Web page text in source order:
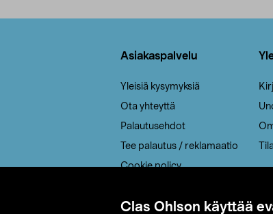
Clas Ohlson käyttää
Asiakaspalvelu
Yleisiä kysymyksiä
Ota yhteyttä
Palautusehdot
Tee palautus / reklamaatio
Cookie policy
Saavutettavuus